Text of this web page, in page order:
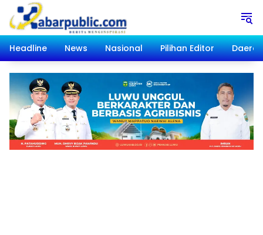
Langsung
konten
Headline
News Nasional Pilihan Editor Daerah